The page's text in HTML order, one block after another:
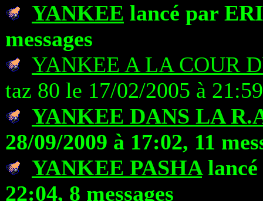
YANKEE lancé par
messages
YANKEE A LA COUR
taz 80 le 17/02/2005 à
YANKEE DANS LA
28/09/2009 à 17:02, 11
YANKEE PASHAlancé
22:04, 8 messages